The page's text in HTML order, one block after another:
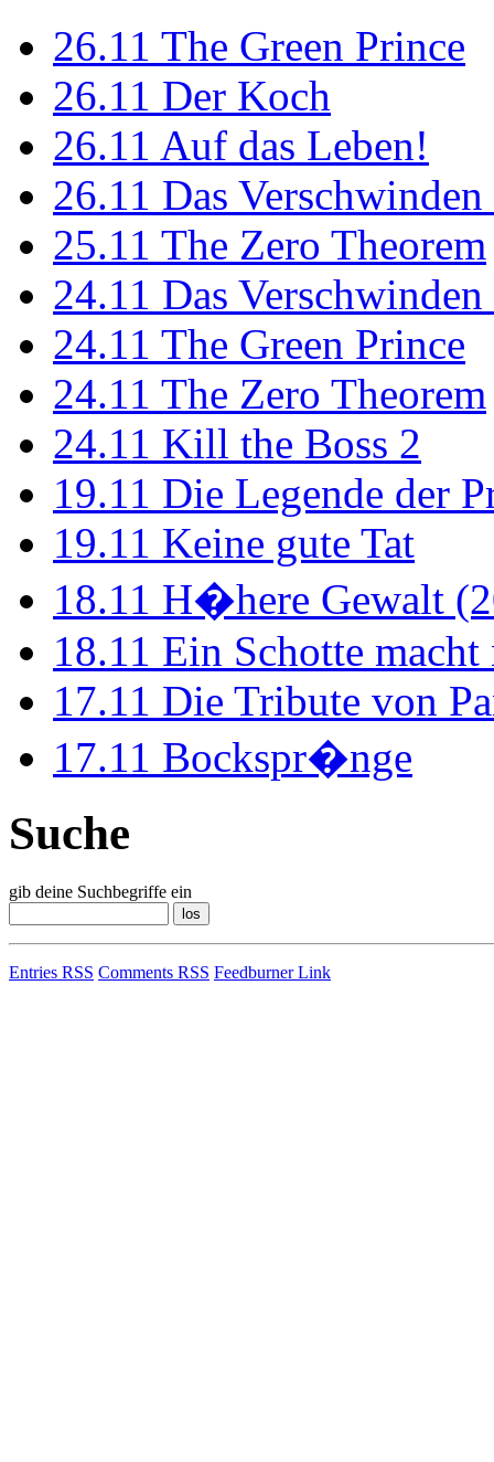
26.11 The Green Prince
26.11 Der Koch
26.11 Auf das Leben!
26.11 Das
25.11 The Zero Theorem
24.11 Das
24.11 The Green Prince
24.11 The Zero Theorem
24.11 Kill the Boss 2
19.11 Die Legende der
19.11 Keine gute Tat
18.11 H�here Gewalt
18.11 Ein Schotte
17.11 Die Tribute von
17.11 Bockspr�nge
Suche
gib deine Suchbegriffe ein
Entries RSS Comments RSS Feedburner Link